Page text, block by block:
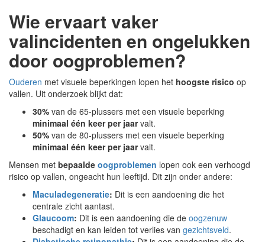
Wie ervaart vaker
valincidenten en ongelukken
door oogproblemen?
Ouderen met visuele beperkingen lopen het hoogste risico op
vallen. Uit onderzoek blijkt dat:
30% van de 65-plussers met een visuele beperking
minimaal één keer per jaarvalt.
50% van de 80-plussers met een visuele beperking
minimaal één keer per jaarvalt.
Mensen met bepaalde oogproblemen lopen ook een verhoogd
risico op vallen, ongeacht hun leeftijd. Dit zijn onder andere:
Maculadegeneratie: Dit is een aandoening die het
centrale zicht aantast.
Glaucoom: Dit is een aandoening die de oogzenuw
beschadigt en kan leiden tot verlies van gezichtsveld.